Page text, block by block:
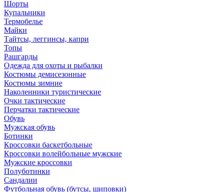
Шорты
Купальники
Термобелье
Майки
Тайтсы, леггинсы, капри
Топы
Рашгарды
Одежда для охоты и рыбалки
Костюмы демисезонные
Костюмы зимние
Наколенники туристические
Очки тактические
Перчатки тактические
Обувь
Мужская обувь
Ботинки
Кроссовки баскетбольные
Кроссовки волейбольные мужские
Мужские кроссовки
Полуботинки
Сандалии
Футбольная обувь (бутсы, шиповки)